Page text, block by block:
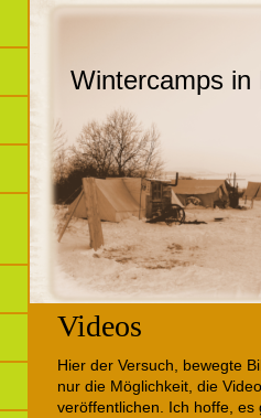
Wintercamps in
Videos
Hier der Versuch, bewegte
nur die Möglichkeit, die
veröffentlichen. Ich hoffe, es